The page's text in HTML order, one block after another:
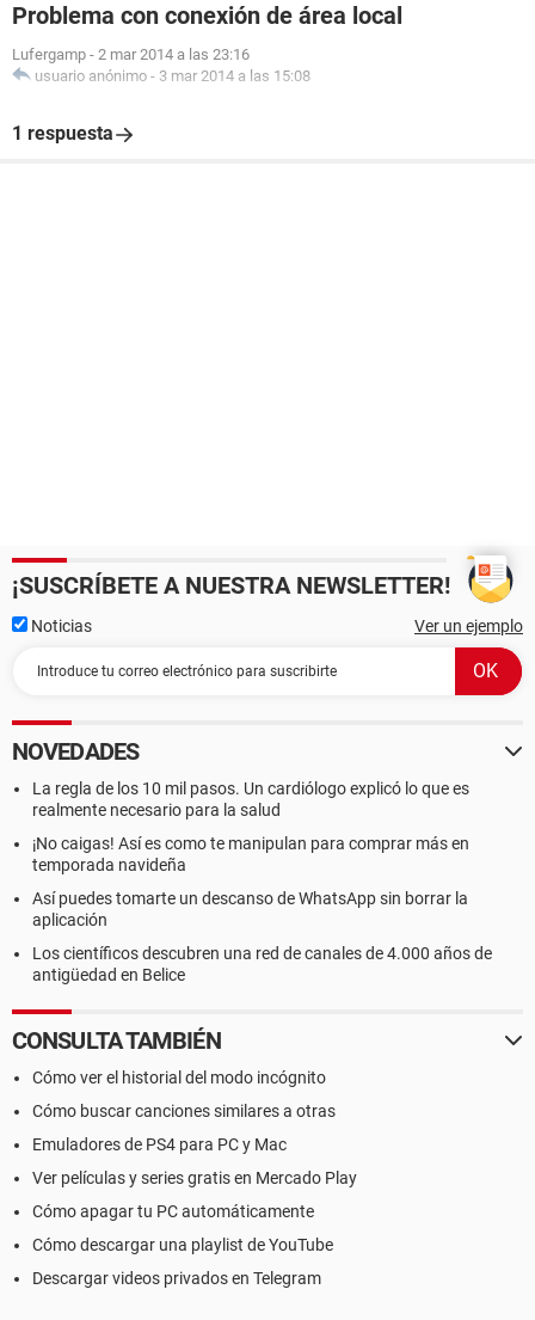
Problema con conexión de área local
Lufergamp - 2 mar 2014 a las 23:16
usuario anónimo - 3 mar 2014 a las 15:08
1 respuesta
¡SUSCRÍBETE A NUESTRA NEWSLETTER!
Noticias Ver un ejemplo
NOVEDADES
La regla de los 10 mil pasos. Un cardiólogo explicó lo que es
realmente necesario para la salud
¡No caigas! Así es como te manipulan para comprar más en
temporada navideña
Así puedes tomarte un descanso de WhatsApp sin borrar la
aplicación
Los científicos descubren una red de canales de 4.000 años de
antigüedad en Belice
CONSULTA TAMBIÉN
Cómo ver el historial del modo incógnito
Cómo buscar canciones similares a otras
Emuladores de PS4 para PC y Mac
Ver películas y series gratis en Mercado Play
Cómo apagar tu PC automáticamente
Cómo descargar una playlist de YouTube
Descargar videos privados en Telegram